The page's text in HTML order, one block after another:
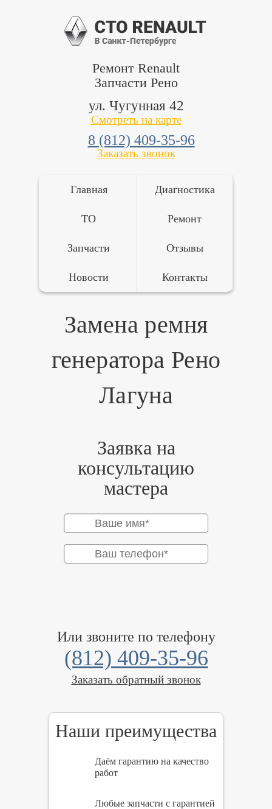
Ремонт Renault
Запчасти Рено
ул. Чугунная 42
Смотреть на карте
8 (812) 409-35-96
Заказать звонок
Главная
ТО
Диагностика
Ремонт
Запчасти Отзывы
Новости Контакты
Замена ремня
генератора Рено
Лагуна
Заявка на
консультацию
мастера
Или звоните по телефону
(812) 409-35-96
Заказать обратный звонок
Наши преимущества
Даём гарантию на качество
работ
Любые запчасти с гарантией